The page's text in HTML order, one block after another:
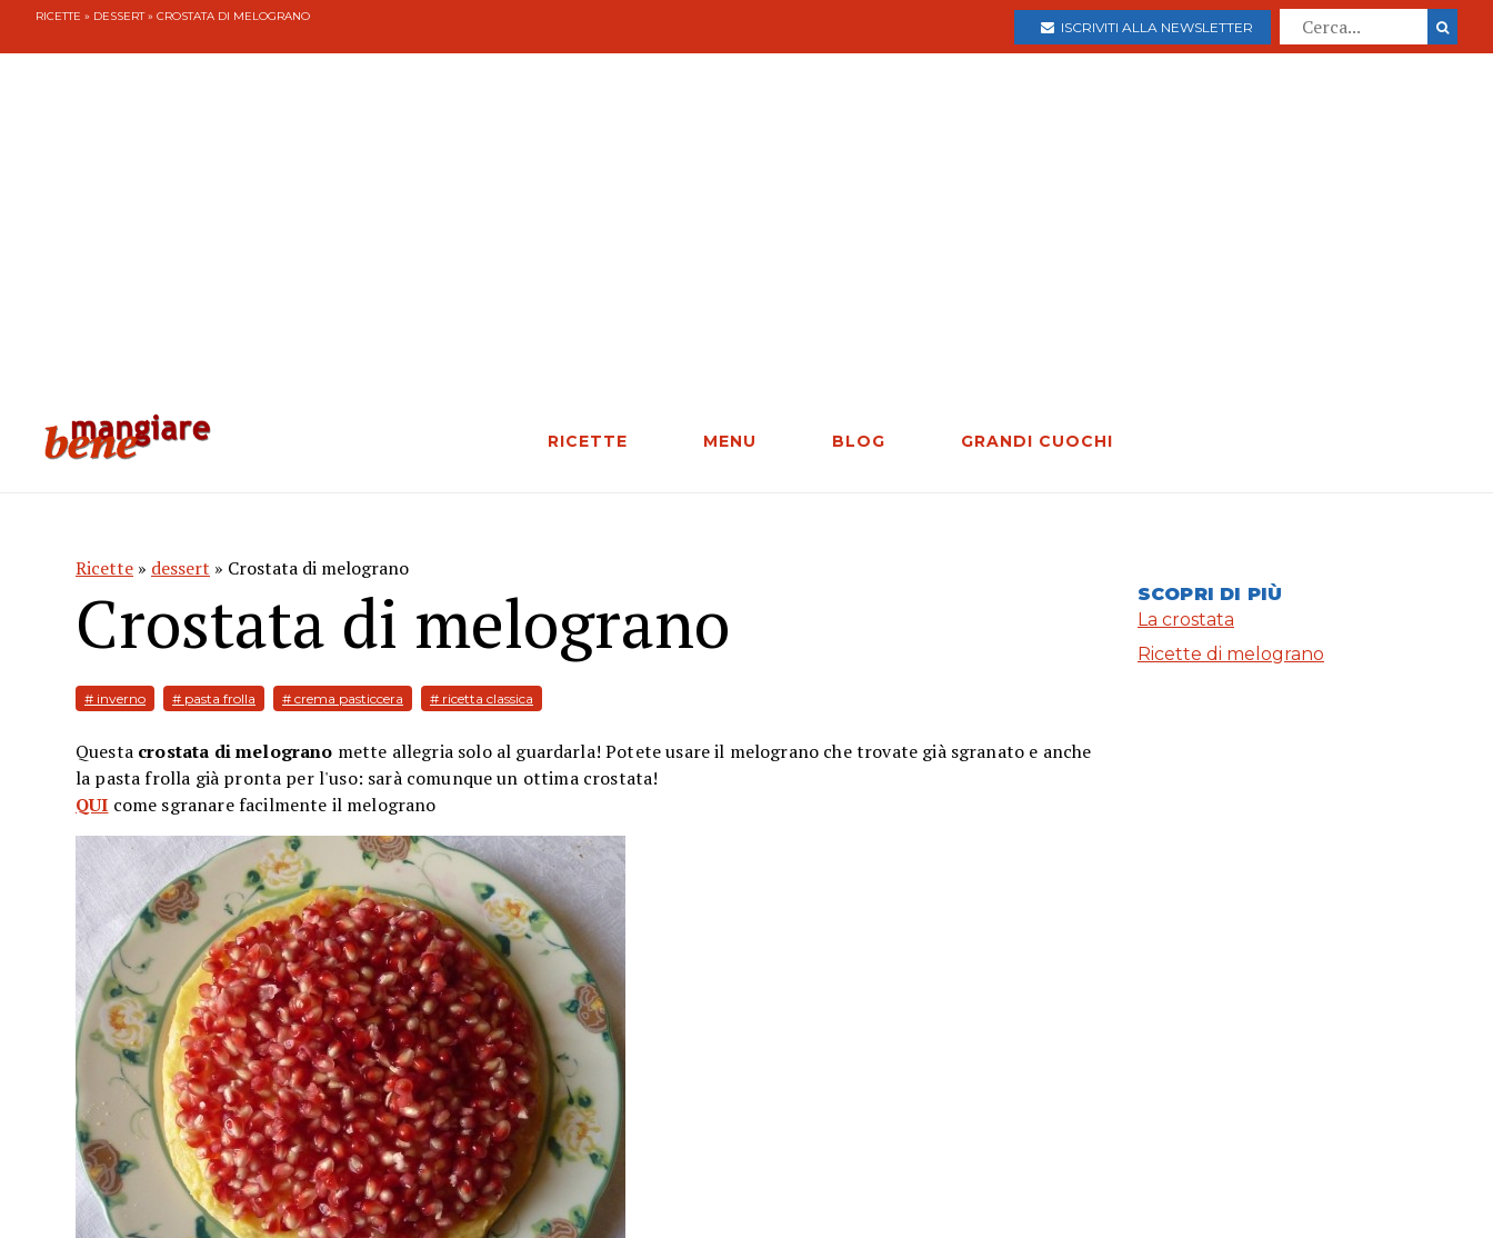
RICETTE » DESSERT» CROSTATA DI MELOGRANO
ISCRIVITI ALLA NEWSLETTER
RICETTE MENU BLOG GRANDI CUOCHI
Ricette » dessert » Crostata di melograno
Crostata di melograno
# inverno # pasta frolla # crema pasticcera # ricetta classica
Questa crostata di melograno mette allegria solo al guardarla! Potete usare il melograno che trovate già sgranato e anche
la pasta frolla già pronta per l'uso: sarà comunque un ottima crostata!
QUI come sgranare facilmente il melograno
SCOPRI DI PIÙ
La crostata
Ricette di melograno